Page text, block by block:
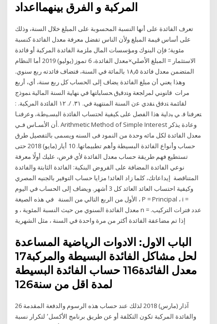
المركبة و الفرق بينهمااعداد
تعرف الفائدة على أنها النسبة المحسوبة على المبلغ خلال السنة، وذلك
على أساس قيمة المبلغ ولأن الناس تفضل معرفة معدل الفائدة كنسبة
مئوية؛ فإن البنوك ومؤسسات المال ملزمة الفائدة المركبة أو فائدة
الاستثمار = المبلغ الأصلي×معدل الفائدة، 6 تموز (يوليو) 2019 أما النظام
المتضمن معدل فائدة ١٨٫٥ بالمائة في السنة، فتضاف فائدته ربع سنوي.
وهذا يعني أن مبلغ الفائدة يضاف إلى الحساب كل ربع سنة، أي، أربع
مرات ﻗﺎﻨﻭﻨﻲ ﻟﻤﺭﺍﺠﻌﺔ ﻭﺘﺩﻗﻴﻕ ﺤﺴﺎﺒﺎﺘﻬﺎ ﻓﻲ ﻨﻬﺎﻴﺔ ﺍﻟﺴﻨﺔ ﺍﻟﻤﺎﻟﻴﺔ ﻨﻤﻭﺫﺝ
ﻟﻘﺎﺌﻤﺔ ﺘﺩﻓﻕ ﻨﻘﺩﻱ ﻋﻥ ﺍﻟﺴﻨﺔ ﺍﻟﻤﻨﺘﻬﻴﺔ ﻓﻲ. ٣١. /. ١٢ ﺍﻟﻔﺎﺌﺩﺓ ﺍﻟﻤﺭﻜﺒﺔ. :
ﺘﻌﺭﻓﻨﺎ ﻓ. ﻲ ﺒﺩﺍﻴﺔ ﻫﺫﺍ ﺍﻟﻔﺼل ﻋﻠﻰ ﻜﻴﻔﻴﺔ ﺍﺤﺘﺴﺎﺏ ﺍﻟﻔﺎﺌﺩﺓ ﺍﻟﺒﺴـﻴﻁﺔ، ﻭﻋﺭﻓﻨـﺎ
ﺃﻥ ﺍﻷﺴـﺎﺱ ﻓـﻲ. Arithmetic Method of Simple Interest وعادة يذكر
معدل الفائدة لكل مائه وحدة من النمود فى السنه ويسمى بالتفصيل طرق
حساب وأنواع الفائدة البسيطة وأهم تطبيماتها. 10 أيار (مايو) 2018 حتى
تستطيع فهم طريقة حساب معدل الفائدة لأي قرض، عليك أولًا معرفة
نوعي الفائدة المضافة على القروض البنكية: الفائدة الثابتة والفائدة
المتناقصة إيداعاتك، كلما زاد العائد! مزايا حساب التوفير بالجنيه المصري
وكيفية احتساب العائد العائد كل 3 أشهر. ويضاف إلى الحساب في اليوم
الأول من الربع التالي من السنة ​ في هذه الصيغة ، P = Principal ، i =
معدل الفائدة السنوي من حيث النسبة المئوية ، و n = عدد فترات التركيب.
الباب الاول: الادوات الرياضية المساعدة
لحل مشاكل الفائدة البسيطة والمركبة17
معدل الفائدة116 حساب الفائدة البسيطة
26 آذار (مارس) 2018 لذلك عند حساب هذه الرسوم والدفعة المقدمة
والفائدة المركبة تكون التكلفة أو عن طريق برنامج الأكسل٬ لتكرار نسبة